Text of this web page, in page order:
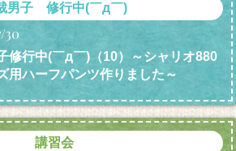
男子 修行中(￣д￣)
30
修行中(￣д￣)（10）～シャリオ880
用ハーフパンツ作りました～
講習会